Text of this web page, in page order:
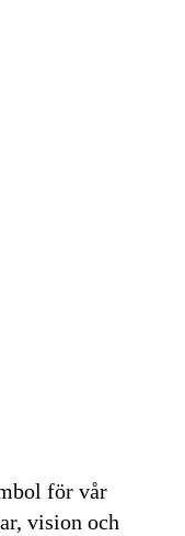
för vår
vision och